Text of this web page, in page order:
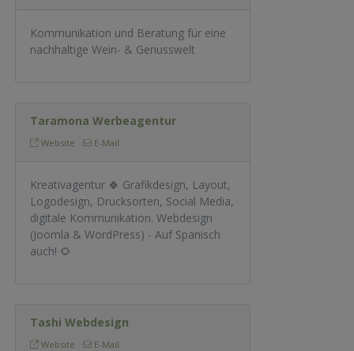
Kommunikation und Beratung für eine
nachhaltige Wein- & Genusswelt
Taramona Werbeagentur
Website E-Mail
Kreativagentur 🍀 Grafikdesign, Layout,
Logodesign, Drucksorten, Social Media,
digitale Kommunikation. Webdesign
(Joomla & WordPress) - Auf Spanisch
auch! 🌻
Tashi Webdesign
Website E-Mail